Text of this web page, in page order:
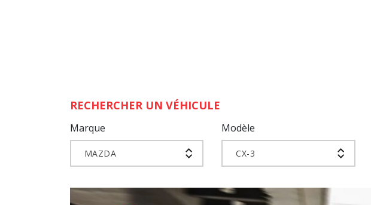
RECHERCHER UN VÉHICULE
Marque
MAZDA
Modèle
CX-3